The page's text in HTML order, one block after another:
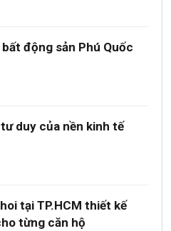
động sản Phú Quốc
duy của nền kinh tế
tại TP.HCM thiết kế
từng căn hộ